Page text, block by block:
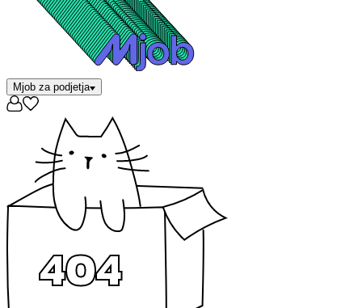
Mjob za podjetja
404